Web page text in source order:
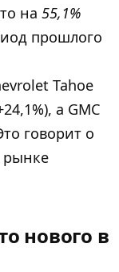
на 55,1%
прошлого
Tahoe
а GMC
говорит о
рынке
нового в